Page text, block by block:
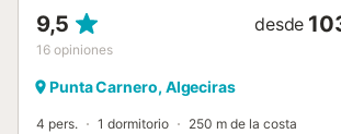
9,5
16 opiniones
desde
Punta Carnero, Algeciras
4 pers. 1 dormitorio 250 m de la costa